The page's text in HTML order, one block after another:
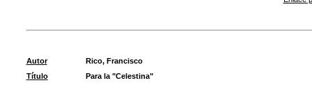
Autor
Rico, Francisco
Título
Para la "Celestina"